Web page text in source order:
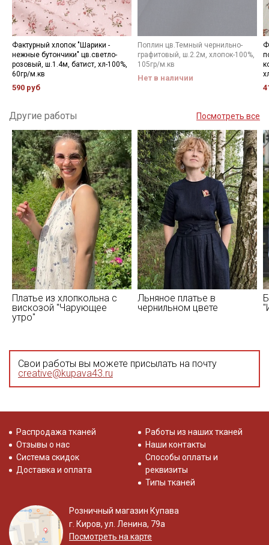
Фактурный хлопок "Шарики -
нежные бутончики" цв.светло-
розовый, ш.1.4м, батист, хл-100%,
60гр/м.кв
590 руб
Поплин цв.Темный чернильно-
графитовый, ш.2.2м, хлопок-100%,
105гр/м.кв
Нет в наличии
Другие работы Посмотреть все
Платье из хлопкольна с
вискозой "Чарующее
утро"
Льняное платье в
чернильном цвете
Свои работы вы можете присылать на почту
creative@kupava43.ru
Распродажа тканей
Отзывы о нас
Система скидок
Доставка и оплата
Работы из наших тканей
Наши контакты
Способы оплаты и
реквизиты
Типы тканей
Розничный магазин Купава
г. Киров, ул. Ленина, 79а
Посмотреть на карте